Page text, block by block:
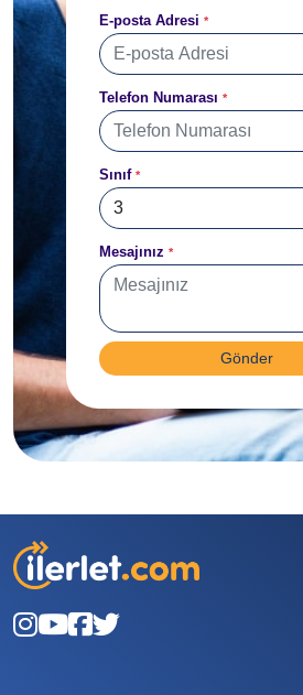
E-posta Adresi *
Telefon Numarası *
Sınıf *
Mesajınız *
Gönder